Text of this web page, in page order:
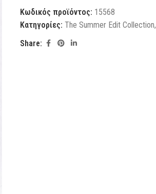
Κωδικός προϊόντος: 15568
Κατηγορίες: The Summer Edit Collection,
Share: